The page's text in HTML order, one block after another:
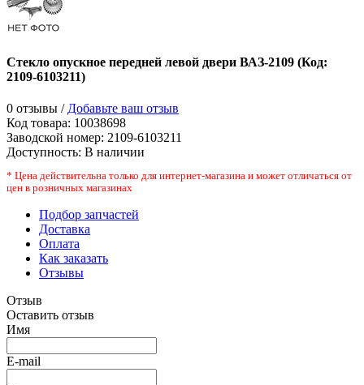
Стекло опускное передней левой двери ВАЗ-2109 (Код:
2109-6103211)
0 отзывы / Добавьте ваш отзыв
Код товара: 10038698
Заводской номер: 2109-6103211
Доступность: В наличии
* Цена действительна только для интернет-магазина и может отличаться от
цен в розничных магазинах
Подбор запчастей
Доставка
Оплата
Как заказать
Отзывы
Отзыв
Оставить отзыв
Имя
E-mail